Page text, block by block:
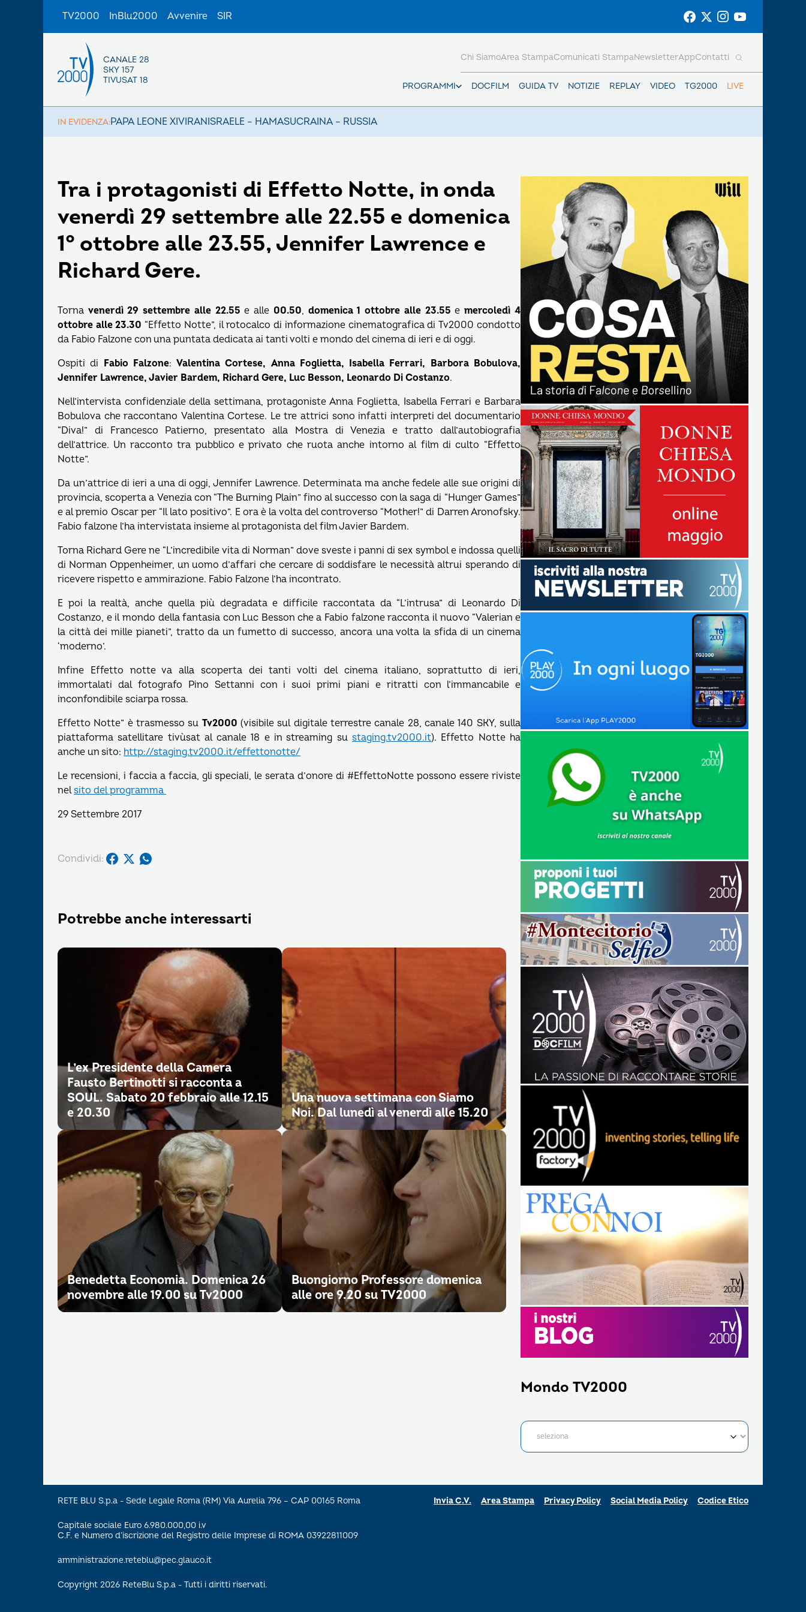
TV2000 InBlu2000 Avvenire SIR
CANALE 28
SKY 157
TIVUSAT 18
PROGRAMMI DOCFILM GUIDA TV NOTIZIE REPLAY VIDEO TG2000 LIVE
Chi SiamoArea StampaComunicati StampaNewsletterAppContatti
IN EVIDENZA:PAPA LEONE XIVIRANISRAELE – HAMASUCRAINA – RUSSIA
Tra i protagonisti di Effetto Notte, in onda
venerdì 29 settembre alle 22.55 e domenica
1° ottobre alle 23.55, Jennifer Lawrence e
Richard Gere.
Torna venerdì 29 settembre alle 22.55 e alle 00.50, domenica 1 ottobre alle 23.55 emercoledì 4
ottobre alle 23.30 “Effetto Notte”, il rotocalco di informazione cinematografica di Tv2000 condotto
da Fabio Falzone con una puntata dedicata ai tanti volti e mondo del cinema di ieri e di oggi.
Ospiti di Fabio Falzone:Valentina Cortese, Anna Foglietta, Isabella Ferrari, Barbora Bobulova,
Jennifer Lawrence, Javier Bardem, Richard Gere, Luc Besson, Leonardo Di Costanzo.
Nell’intervista confidenziale della settimana, protagoniste Anna Foglietta, Isabella Ferrari e Barbara
Bobulova che raccontano Valentina Cortese. Le tre attrici sono infatti interpreti del documentario
“Diva!” di Francesco Patierno, presentato alla Mostra di Venezia e tratto dall’autobiografia
dell’attrice. Un racconto tra pubblico e privato che ruota anche intorno al film di culto “Effetto
Notte”.
Da un’attrice di ieri a una di oggi, Jennifer Lawrence. Determinata ma anche fedele alle sue origini di
provincia, scoperta a Venezia con “The Burning Plain” fino al successo con la saga di “Hunger Games”
e al premio Oscar per “Il lato positivo”. E ora è la volta del controverso “Mother!” di Darren Aronofsky.
Fabio falzone l’ha intervistata insieme al protagonista del film Javier Bardem.
Torna Richard Gere ne “L’incredibile vita di Norman” dove sveste i panni di sex symbol e indossa quelli
di Norman Oppenheimer, un uomo d’affari che cercare di soddisfare le necessità altrui sperando di
ricevere rispetto e ammirazione. Fabio Falzone l’ha incontrato.
E poi la realtà, anche quella più degradata e difficile raccontata da “L’intrusa” di Leonardo Di
Costanzo, e il mondo della fantasia con Luc Besson che a Fabio falzone racconta il nuovo “Valerian e
la città dei mille pianeti”, tratto da un fumetto di successo, ancora una volta la sfida di un cinema
‘moderno’.
Infine Effetto notte va alla scoperta dei tanti volti del cinema italiano, soprattutto di ieri,
immortalati dal fotografo Pino Settanni con i suoi primi piani e ritratti con l’immancabile e
inconfondibile sciarpa rossa.
Effetto Notte” è trasmesso su Tv2000 (visibile sul digitale terrestre canale 28, canale 140 SKY, sulla
piattaforma satellitare tivùsat al canale 18 e in streaming su staging.tv2000.it). Effetto Notte ha
anche un sito: http://staging.tv2000.it/effettonotte/
Le recensioni, i faccia a faccia, gli speciali, le serata d’onore di #EffettoNotte possono essere riviste
nelsito del programma
29 Settembre 2017
Condividi:
Potrebbe anche interessarti
L’ex Presidente della Camera
Fausto Bertinotti si racconta a
SOUL. Sabato 20 febbraio alle 12.15
e 20.30
Una nuova settimana con Siamo
Noi. Dal lunedì al venerdì alle 15.20
Benedetta Economia. Domenica 26
novembre alle 19.00 su Tv2000
Buongiorno Professore domenica
alle ore 9.20 su TV2000
Mondo TV2000
RETE BLU S.p.a - Sede Legale Roma (RM) Via Aurelia 796 – CAP 00165 Roma
Capitale sociale Euro 6.980.000,00 i.v
C.F. e Numero d’iscrizione del Registro delle Imprese di ROMA 03922811009
amministrazione.reteblu@pec.glauco.it
Copyright 2026 ReteBlu S.p.a - Tutti i diritti riservati.
Invia C.V. Area Stampa Privacy Policy Social Media Policy Codice Etico